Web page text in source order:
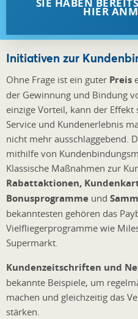
HIER
Initiativen zur
Ohne Frage ist ein guter Preis
der Gewinnung und Bindung
einzige Vorteil, kann der
Service und Kundenerlebnis
nicht mehr ausschlaggebend.
mithilfe von
Klassische Maßnahmen zur
Rabattaktionen,
Bonusprogramme und
bekanntesten gehören das
Vielfliegerprogramme wie
Supermarkt.
Kundenzeitschriften und
bekannte Beispiele, um
machen und gleichzeitig das
stärken.